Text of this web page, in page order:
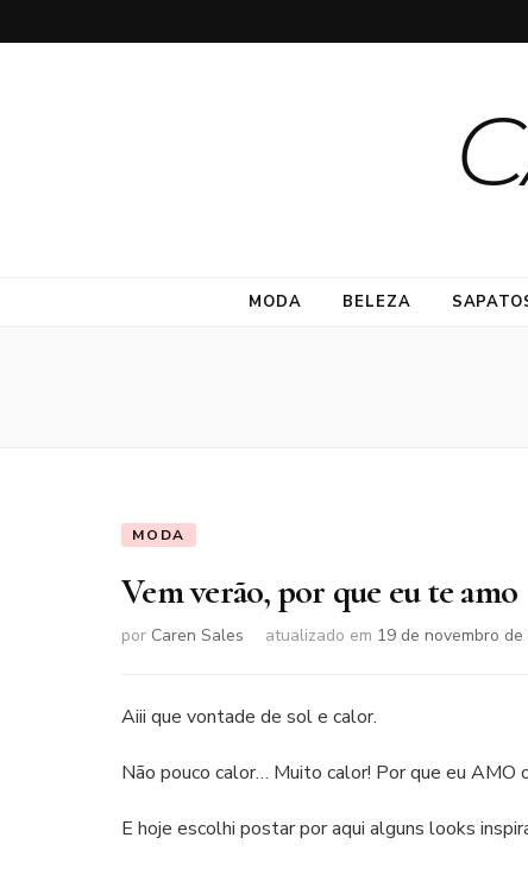
MODA BELEZA
MODA
Vem verão, por que eu te amo
por Caren Sales atualizado em 19 de novembro
Aiii que vontade de sol e calor.
Não pouco calor… Muito calor! Por que eu AMO
E hoje escolhi postar por aqui alguns looks